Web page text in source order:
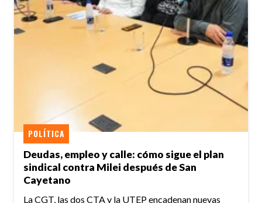
Deudas, empleo y calle: cómo sigue el plan
sindical contra Milei después de San
Cayetano
POLÍTICA
La CGT, las dos CTA y la UTEP encadenan nuevas